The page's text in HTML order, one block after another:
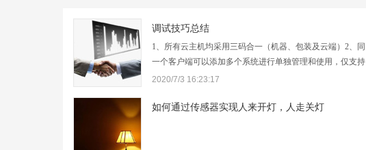
调试技巧总结
1、所有云主机均采用三码合一（机器、包装及云端）2、同
一个客户端可以添加多个系统进行单独管理和使用，仅支持
注册时的设备登陆账号，如需更改请使用过户或重置功能
一房间，场景未执行完，执行另一个场景，前面的场…
2020/7/3 16:23:17
如何通过传感器实现人来开灯，人走关灯